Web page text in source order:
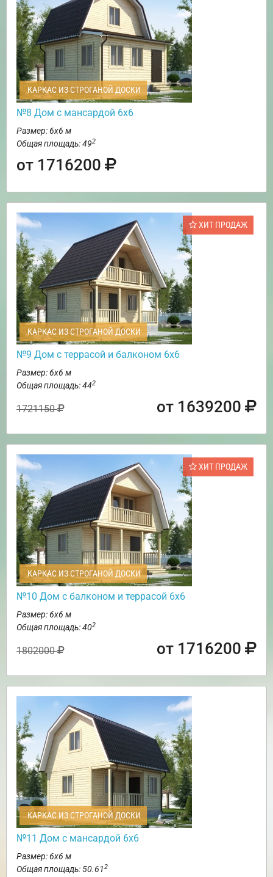
КАРКАС ИЗ СТРОГАНОЙ ДОСКИ
№8 Дом с мансардой 6х6
Размер: 6х6 м
Общая площадь: 492
от 1716200
ХИТ ПРОДАЖ
КАРКАС ИЗ СТРОГАНОЙ ДОСКИ
№9 Дом с террасой и балконом 6х6
Размер: 6х6 м
Общая площадь: 442
1721150 от 1639200
ХИТ ПРОДАЖ
КАРКАС ИЗ СТРОГАНОЙ ДОСКИ
№10 Дом с балконом и террасой 6х6
Размер: 6х6 м
Общая площадь: 402
1802000 от 1716200
КАРКАС ИЗ СТРОГАНОЙ ДОСКИ
№11 Дом с мансардой 6х6
Размер: 6х6 м
Общая площадь: 50.612